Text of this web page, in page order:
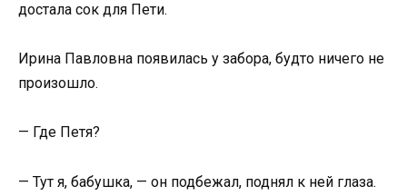
достала сок для Пети.
Ирина Павловна появилась у забора, будто ничего не
произошло.
— Где Петя?
— Тут я, бабушка, — он подбежал, поднял к ней глаза.